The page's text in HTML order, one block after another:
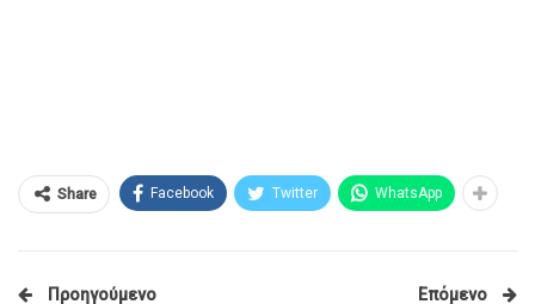
Share Facebook Twitter WhatsApp
Προηγούμενο
Επόμενο